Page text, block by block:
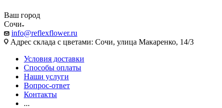
Ваш город
Сочи
info@reflexflower.ru
Адрес склада с цветами: Сочи, улица Макаренко, 14/3
Условия доставки
Способы оплаты
Наши услуги
Вопрос-ответ
Контакты
...